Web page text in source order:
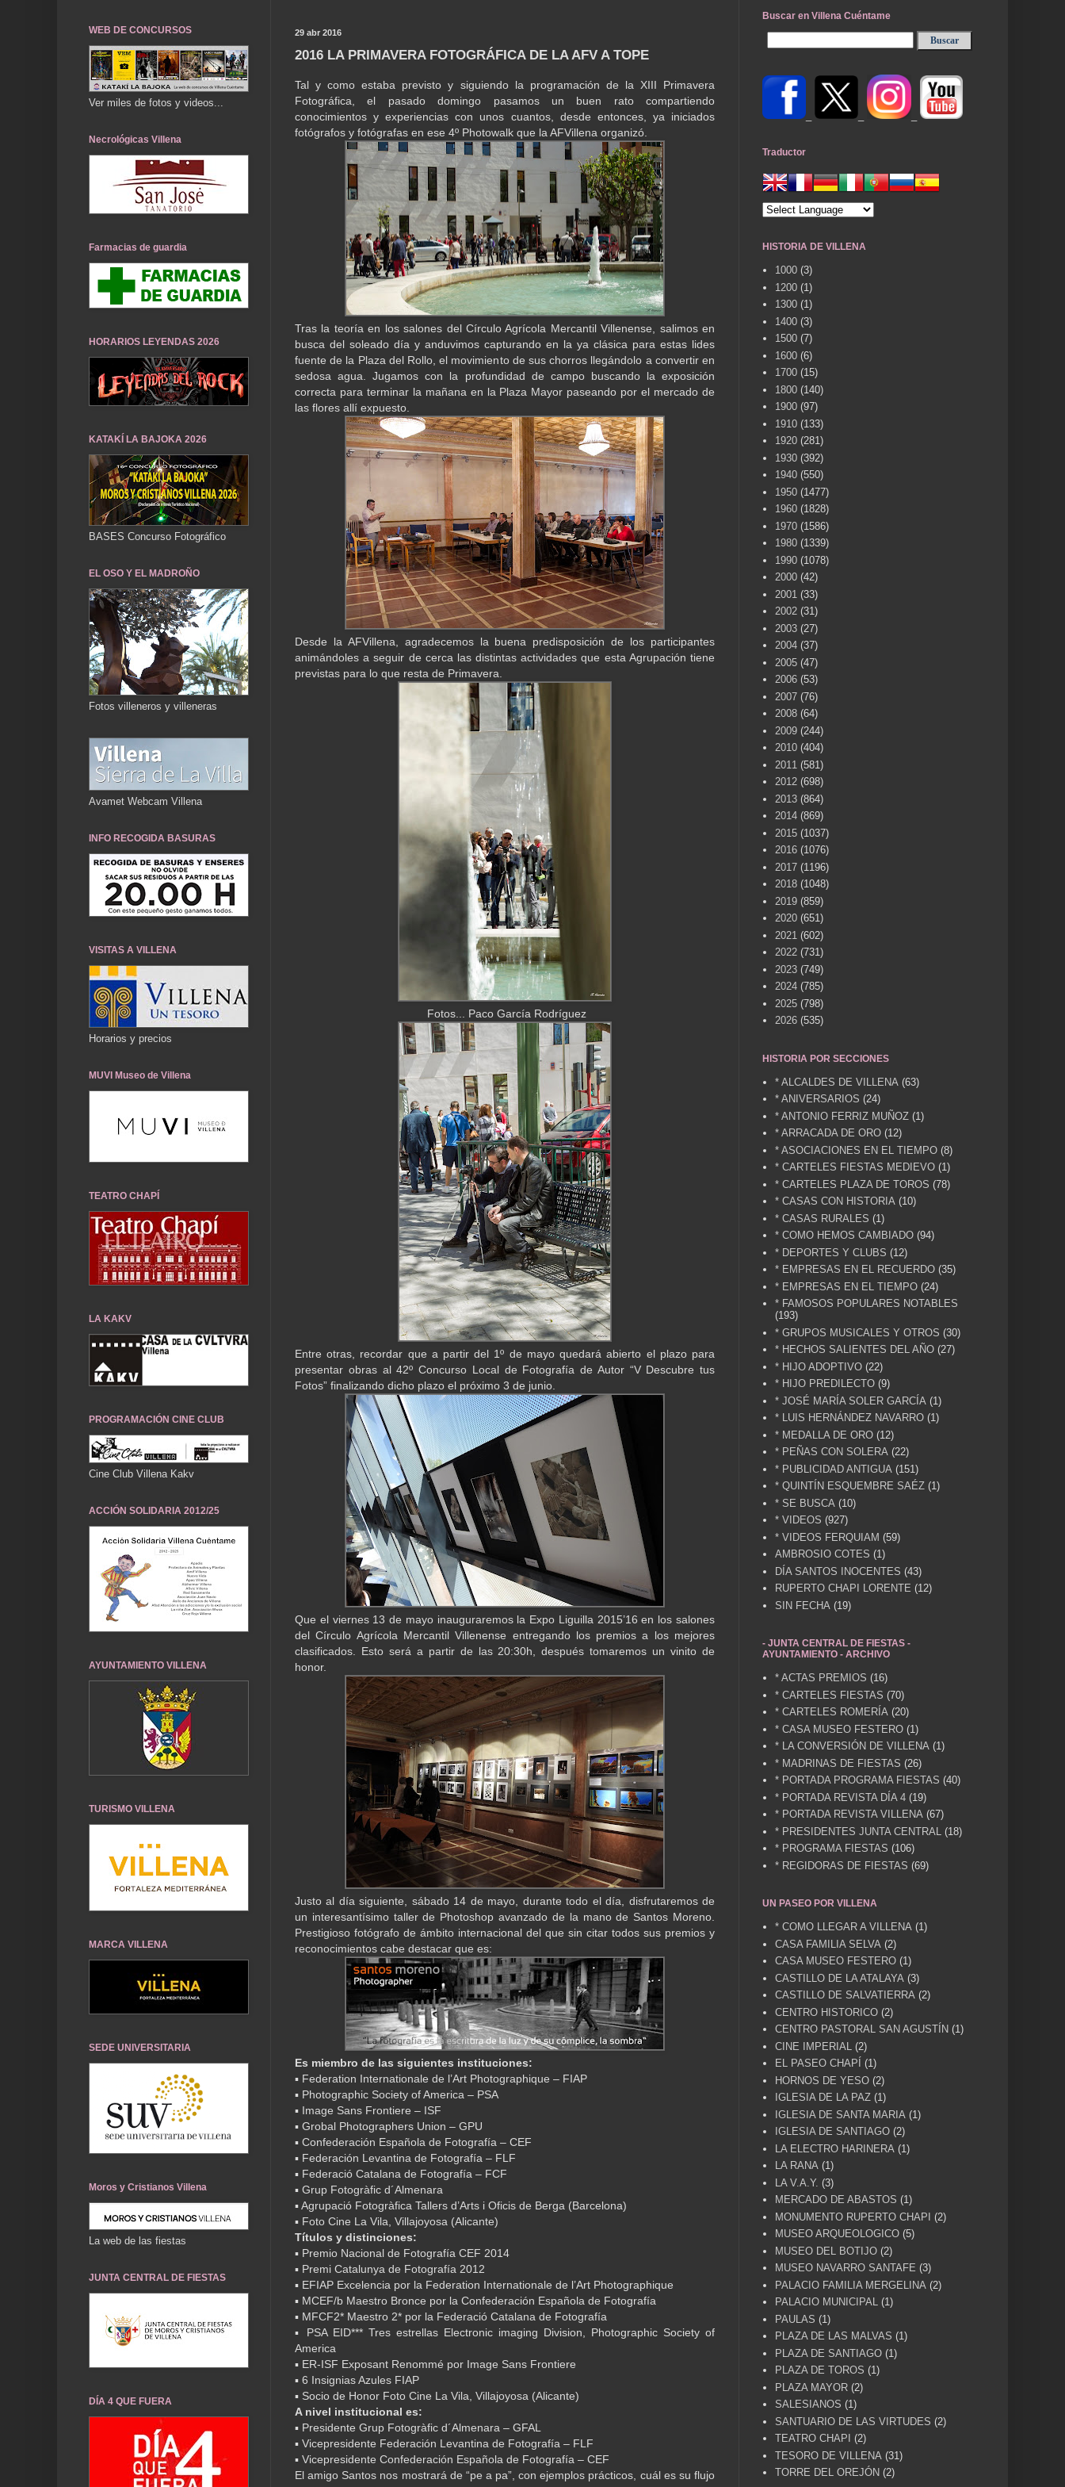
29 abr 2016
2016 LA PRIMAVERA FOTOGRÁFICA DE LA AFV A TOPE
Tal y como estaba previsto y siguiendo la programación de la XIII Primavera
Fotográfica, el pasado domingo pasamos un buen rato compartiendo
conocimientos y experiencias con unos cuantos, desde entonces, ya iniciados
fotógrafos y fotógrafas en ese 4º Photowalk que la AFVillena organizó.
Tras la teoría en los salones del Círculo Agrícola Mercantil Villenense, salimos en
busca del soleado día y anduvimos capturando en la ya clásica para estas lides
fuente de la Plaza del Rollo, el movimiento de sus chorros llegándolo a convertir en
sedosa agua. Jugamos con la profundidad de campo buscando la exposición
correcta para terminar la mañana en la Plaza Mayor paseando por el mercado de
las flores allí expuesto.
Desde la AFVillena, agradecemos la buena predisposición de los participantes
animándoles a seguir de cerca las distintas actividades que esta Agrupación tiene
previstas para lo que resta de Primavera.
Fotos... Paco García Rodríguez
Entre otras, recordar que a partir del 1º de mayo quedará abierto el plazo para
presentar obras al 42º Concurso Local de Fotografía de Autor “V Descubre tus
Fotos” finalizando dicho plazo el próximo 3 de junio.
Que el viernes 13 de mayo inauguraremos la Expo Liguilla 2015’16 en los salones
del Círculo Agrícola Mercantil Villenense entregando los premios a los mejores
clasificados. Esto será a partir de las 20:30h, después tomaremos un vinito de
honor.
Justo al día siguiente, sábado 14 de mayo, durante todo el día, disfrutaremos de
un interesantísimo taller de Photoshop avanzado de la mano de Santos Moreno.
Prestigioso fotógrafo de ámbito internacional del que sin citar todos sus premios y
reconocimientos cabe destacar que es:
Es miembro de las siguientes instituciones:
▪ Federation Internationale de l’Art Photographique – FIAP
▪ Photographic Society of America – PSA
▪ Image Sans Frontiere – ISF
▪ Grobal Photographers Union – GPU
▪ Confederación Española de Fotografía – CEF
▪ Federación Levantina de Fotografía – FLF
▪ Federació Catalana de Fotografía – FCF
▪ Grup Fotogràfic d´Almenara
▪ Agrupació Fotogràfica Tallers d’Arts i Oficis de Berga (Barcelona)
▪ Foto Cine La Vila, Villajoyosa (Alicante)
Títulos y distinciones:
▪ Premio Nacional de Fotografía CEF 2014
▪ Premi Catalunya de Fotografía 2012
▪ EFIAP Excelencia por la Federation Internationale de l’Art Photographique
▪ MCEF/b Maestro Bronce por la Confederación Española de Fotografía
▪ MFCF2* Maestro 2* por la Federació Catalana de Fotografía
▪ PSA EID*** Tres estrellas Electronic imaging Division, Photographic Society of
America
▪ ER-ISF Exposant Renommé por Image Sans Frontiere
▪ 6 Insignias Azules FIAP
▪ Socio de Honor Foto Cine La Vila, Villajoyosa (Alicante)
A nivel institucional es:
▪ Presidente Grup Fotogràfic d´Almenara – GFAL
▪ Vicepresidente Federación Levantina de Fotografía – FLF
▪ Vicepresidente Confederación Española de Fotografía – CEF
El amigo Santos nos mostrará de “pe a pa”, con ejemplos prácticos, cuál es su flujo
WEB DE CONCURSOS
Ver miles de fotos y videos...
Necrológicas Villena
Farmacias de guardia
HORARIOS LEYENDAS 2026
KATAKÍ LA BAJOKA 2026
BASES Concurso Fotográfico
EL OSO Y EL MADROÑO
Fotos villeneros y villeneras
Avamet Webcam Villena
INFO RECOGIDA BASURAS
VISITAS A VILLENA
Horarios y precios
MUVI Museo de Villena
TEATRO CHAPÍ
LA KAKV
PROGRAMACIÓN CINE CLUB
Cine Club Villena Kakv
ACCIÓN SOLIDARIA 2012/25
AYUNTAMIENTO VILLENA
TURISMO VILLENA
MARCA VILLENA
SEDE UNIVERSITARIA
Moros y Cristianos Villena
La web de las fiestas
JUNTA CENTRAL DE FIESTAS
DÍA 4 QUE FUERA
Buscar en Villena Cuéntame
Traductor
HISTORIA DE VILLENA
1000 (3)
1200 (1)
1300 (1)
1400 (3)
1500 (7)
1600 (6)
1700 (15)
1800 (140)
1900 (97)
1910 (133)
1920 (281)
1930 (392)
1940 (550)
1950 (1477)
1960 (1828)
1970 (1586)
1980 (1339)
1990 (1078)
2000 (42)
2001 (33)
2002 (31)
2003 (27)
2004 (37)
2005 (47)
2006 (53)
2007 (76)
2008 (64)
2009 (244)
2010 (404)
2011 (581)
2012 (698)
2013 (864)
2014 (869)
2015 (1037)
2016 (1076)
2017 (1196)
2018 (1048)
2019 (859)
2020 (651)
2021 (602)
2022 (731)
2023 (749)
2024 (785)
2025 (798)
2026 (535)
HISTORIA POR SECCIONES
* ALCALDES DE VILLENA (63)
* ANIVERSARIOS (24)
* ANTONIO FERRIZ MUÑOZ (1)
* ARRACADA DE ORO (12)
* ASOCIACIONES EN EL TIEMPO (8)
* CARTELES FIESTAS MEDIEVO (1)
* CARTELES PLAZA DE TOROS (78)
* CASAS CON HISTORIA (10)
* CASAS RURALES (1)
* COMO HEMOS CAMBIADO (94)
* DEPORTES Y CLUBS (12)
* EMPRESAS EN EL RECUERDO (35)
* EMPRESAS EN EL TIEMPO (24)
* FAMOSOS POPULARES NOTABLES
(193)
* GRUPOS MUSICALES Y OTROS (30)
* HECHOS SALIENTES DEL AÑO (27)
* HIJO ADOPTIVO (22)
* HIJO PREDILECTO (9)
* JOSÉ MARÍA SOLER GARCÍA (1)
* LUIS HERNÁNDEZ NAVARRO (1)
* MEDALLA DE ORO (12)
* PEÑAS CON SOLERA (22)
* PUBLICIDAD ANTIGUA (151)
* QUINTÍN ESQUEMBRE SAÉZ (1)
* SE BUSCA (10)
* VIDEOS (927)
* VIDEOS FERQUIAM (59)
AMBROSIO COTES (1)
DÍA SANTOS INOCENTES (43)
RUPERTO CHAPI LORENTE (12)
SIN FECHA (19)
- JUNTA CENTRAL DE FIESTAS -
AYUNTAMIENTO - ARCHIVO
* ACTAS PREMIOS (16)
* CARTELES FIESTAS (70)
* CARTELES ROMERÍA (20)
* CASA MUSEO FESTERO (1)
* LA CONVERSIÓN DE VILLENA (1)
* MADRINAS DE FIESTAS (26)
* PORTADA PROGRAMA FIESTAS (40)
* PORTADA REVISTA DÍA 4 (19)
* PORTADA REVISTA VILLENA (67)
* PRESIDENTES JUNTA CENTRAL
(18)
* PROGRAMA FIESTAS (106)
* REGIDORAS DE FIESTAS (69)
UN PASEO POR VILLENA
* COMO LLEGAR A VILLENA (1)
CASA FAMILIA SELVA (2)
CASA MUSEO FESTERO (1)
CASTILLO DE LA ATALAYA (3)
CASTILLO DE SALVATIERRA (2)
CENTRO HISTORICO (2)
CENTRO PASTORAL SAN AGUSTÍN (1)
CINE IMPERIAL
(2)
EL PASEO CHAPÍ
(1)
HORNOS DE YESO (2)
IGLESIA DE LA PAZ (1)
IGLESIA DE SANTA MARIA (1)
IGLESIA DE SANTIAGO (2)
LA ELECTRO HARINERA (1)
LA RANA (1)
LA V.A.Y. (3)
MERCADO DE ABASTOS (1)
MONUMENTO RUPERTO CHAPI
(2)
MUSEO ARQUEOLOGICO (5)
MUSEO DEL BOTIJO (2)
MUSEO NAVARRO SANTAFE (3)
PALACIO FAMILIA MERGELINA (2)
PALACIO MUNICIPAL (1)
PAULAS (1)
PLAZA DE LAS MALVAS (1)
PLAZA DE SANTIAGO (1)
PLAZA DE TOROS (1)
PLAZA MAYOR (2)
SALESIANOS (1)
SANTUARIO DE LAS VIRTUDES (2)
TEATRO CHAPI
(2)
TESORO DE VILLENA (31)
TORRE DEL OREJÓN (2)